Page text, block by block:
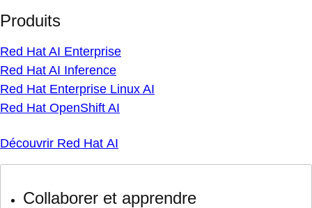
Produits
Red Hat AI Enterprise
Red Hat AI Inference
Red Hat Enterprise Linux AI
Red Hat OpenShift AI
Découvrir Red Hat AI
Collaborer et apprendre